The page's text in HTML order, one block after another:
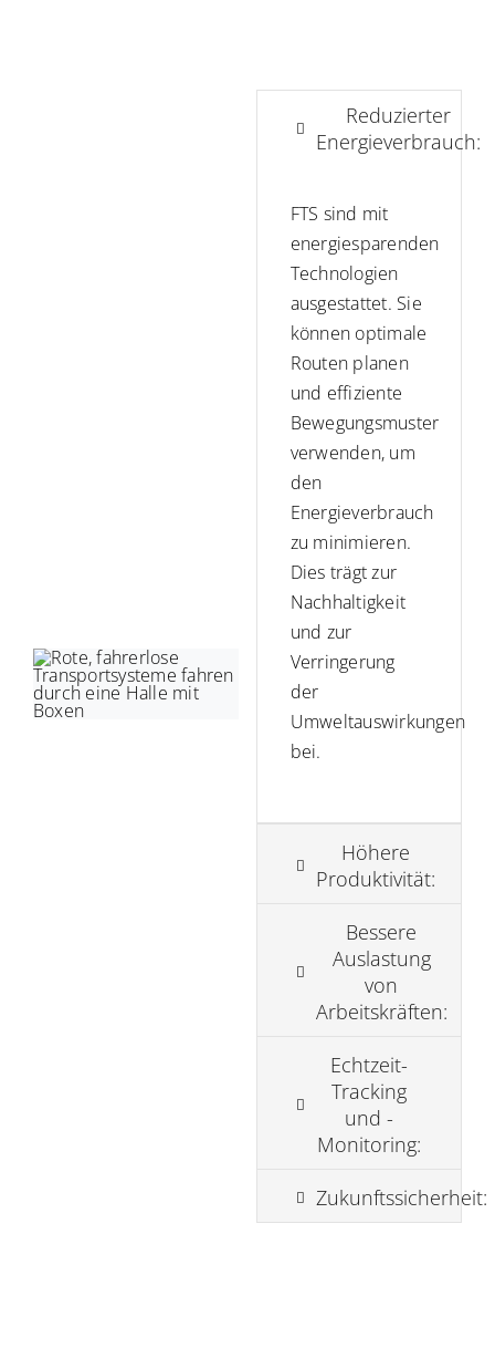
Reduzierter
Energieverbrauch:
FTS sind mit
energiesparenden
Technologien
ausgestattet. Sie
können optimale
Routen planen
und effiziente
Bewegungsmuster
verwenden, um
den
Energieverbrauch
zu minimieren.
Dies trägt zur
Nachhaltigkeit
und zur
Verringerung
der
Umweltauswirkungen
bei.
Höhere
Produktivität:
Bessere
Auslastung
von
Arbeitskräften:
Echtzeit-
Tracking
und -
Monitoring:
Zukunftssicherheit: